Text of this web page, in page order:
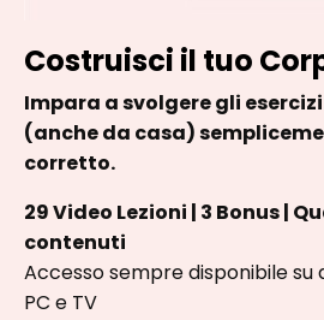
Costruisci il tuo
Impara a svolgere gli
(anche da casa)
corretto.
29 Video Lezioni | 3 Bonus |
contenuti
Accesso sempre disponibile su
PC e TV